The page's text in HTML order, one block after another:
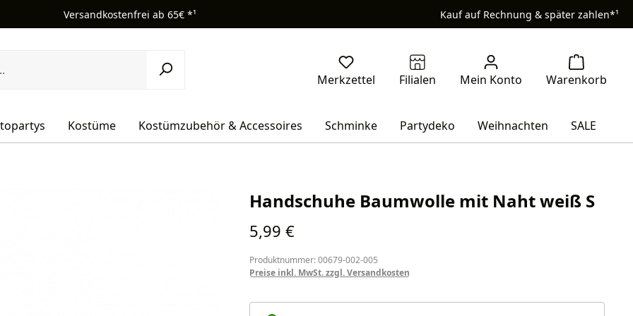
Versandkostenfrei ab 65€ *¹ Kauf auf Rechnung & später zahlen*¹
Kostüme Kostümzubehör & Accessoires Schminke Partydeko Weihnachten SALE
Handschuhe Baumwolle mit Naht weiß S
Regulärer Preis:
5,99 €
Produktnummer: 00679-002-005
Preise inkl. MwSt. zzgl. Versandkosten